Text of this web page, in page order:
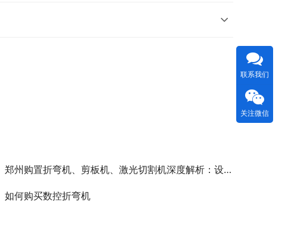
郑州购置折弯机、剪板机、激光切割机深度解析：设备如何适用本地需求？为何优先选择KRRASS克劳斯智能？
如何购买数控折弯机
联系我们
关注微信